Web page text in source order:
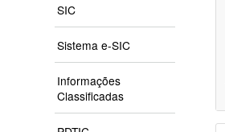
SIC
Sistema e-SIC
Informações
Classificadas